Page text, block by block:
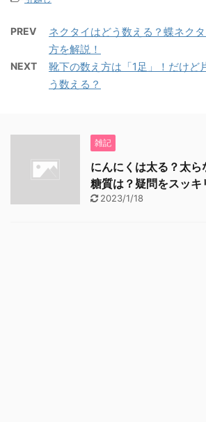
PREV
ネクタイはどう数える？蝶ネク
方を解説！
NEXT
靴下の数え方は「1足」！だけど
う数える？
雑記
にんにくは太る？太
糖質は？疑問をスッキ
2023/1/18